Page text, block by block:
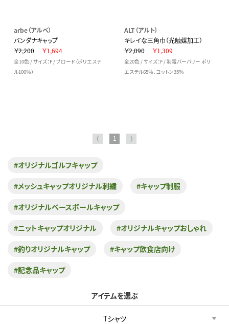
arbe（アルベ）
バンダナキャップ
￥2,200
￥1,694
全10色 / サイズ：F / ブロード（ポリエステ
ル100％）
ALT（アルト）
キレイな三角巾（光触媒加工）
￥2,090
￥1,309
全20色 / サイズ：F / 制電バーバリー ポリ
エステル65％、コットン35％
⟨ 1 ⟩
#オリジナルゴルフキャップ
#メッシュキャップオリジナル刺繍 #キャップ制服
#オリジナルベースボールキャップ
#ニットキャップオリジナル #オリジナルキャップおしゃれ
#釣りオリジナルキャップ #キャップ飲食店向け
#記念品キャップ
アイテムを選ぶ
Tシャツ